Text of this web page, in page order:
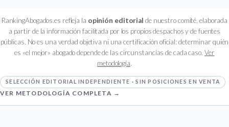
RankingAbogados.es refleja la opinión editorial de nuestro comité, elaborada
a partir de la información facilitada por los propios despachos y de fuentes
públicas. No es una verdad objetiva ni una certificación oficial: determinar quién
es «el mejor» abogado depende de las circunstancias de cada caso. Ver
metodología.
SELECCIÓN EDITORIAL INDEPENDIENTE · SIN POSICIONES EN VENTA
VER METODOLOGÍA COMPLETA →